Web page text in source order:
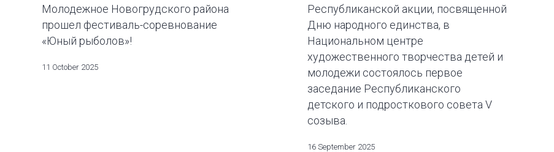
Молодежное Новогрудского района
прошел фестиваль-соревнование
«Юный рыболов»!
11 October 2025
Республиканской акции, посвященной
Дню народного единства, в
Национальном центре
художественного творчества детей и
молодежи состоялось первое
заседание Республиканского
детского и подросткового совета V
созыва.
16 September 2025